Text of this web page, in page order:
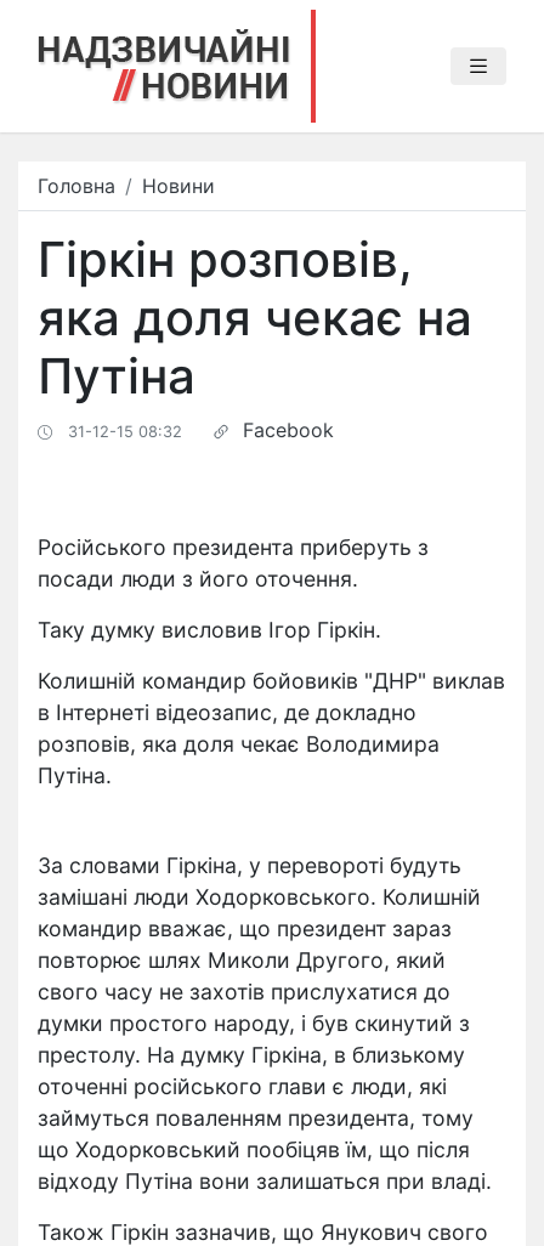
Головна Новини
Гіркін розповів,
яка доля чекає на
Путіна
31-12-15 08:32 Facebook
Російського президента приберуть з
посади люди з його оточення.
Таку думку висловив Ігор Гіркін.
Колишній командир бойовиків "ДНР" виклав
в Інтернеті відеозапис, де докладно
розповів, яка доля чекає Володимира
Путіна.
За словами Гіркіна, у перевороті будуть
замішані люди Ходорковського. Колишній
командир вважає, що президент зараз
повторює шлях Миколи Другого, який
свого часу не захотів прислухатися до
думки простого народу, і був скинутий з
престолу. На думку Гіркіна, в близькому
оточенні російського глави є люди, які
займуться поваленням президента, тому
що Ходорковський пообіцяв їм, що після
відходу Путіна вони залишаться при владі.
Також Гіркін зазначив, що Янукович свого